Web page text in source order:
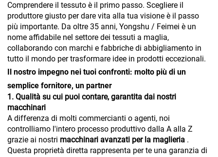
Comprendere il tessuto è il primo passo. Scegliere il
produttore giusto per dare vita alla tua visione è il passo
più importante. Da oltre 35 anni, Yongshu / Feimei è un
nome affidabile nel settore dei tessuti a maglia,
collaborando con marchi e fabbriche di abbigliamento in
tutto il mondo per trasformare idee in prodotti eccezionali.
Il nostro impegno nei tuoi confronti: molto più di un
semplice fornitore, un partner
1. Qualità su cui puoi contare, garantita dai nostri
macchinari
A differenza di molti commercianti o agenti, noi
controlliamo l'intero processo produttivo dalla A alla Z
grazie ai nostri macchinari avanzati per la maglieria .
Questa proprietà diretta rappresenta per te una garanzia di